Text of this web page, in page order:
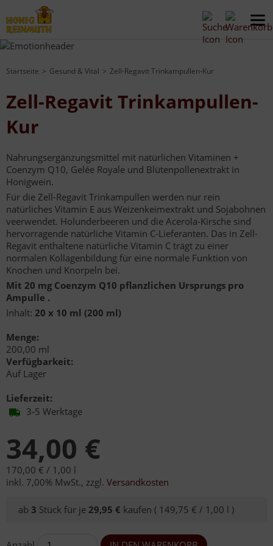
Startseite Gesund & Vital Zell-Regavit Trinkampullen-Kur
Zell-Regavit Trinkampullen-
Kur
Nahrungsergänzungsmittel mit natürlichen Vitaminen +
Coenzym Q10, Gelée Royale und Blütenpollenextrakt in
Honigwein.
Für die Zell-Regavit Trinkampullen werden nur rein
natürliches Vitamin E aus Weizenkeimextrakt und Sojabohnen
veerwendet. Holunderbeeren und die Acerola-Kirsche sind
hervorragende natürliche Vitamin C-Lieferanten. Das in Zell-
Regavit enthaltene natürliche Vitamin C trägt zu einer
normalen Kollagenbildung für eine normale Funktion von
Knochen und Knorpeln bei.
Mit 20 mg Coenzym Q10 pflanzlichen Ursprungs pro
Ampulle .
Inhalt: 20 x 10 ml (200 ml)
Menge:
200,00 ml
Verfügbarkeit:
Auf Lager
Lieferzeit:
3-5 Werktage
34,00 €
170,00 € / 1,00 l
inkl. 7,00% MwSt., zzgl. Versandkosten
ab 3 Stück für je 29,95 € kaufen ( 149,75 € / 1,00 l )